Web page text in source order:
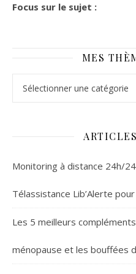
Focus sur le sujet :
MES
Monitoring à distance 24h/
Télassistance Lib’Alerte
Les 5 meilleurs
ménopause et les bouffées